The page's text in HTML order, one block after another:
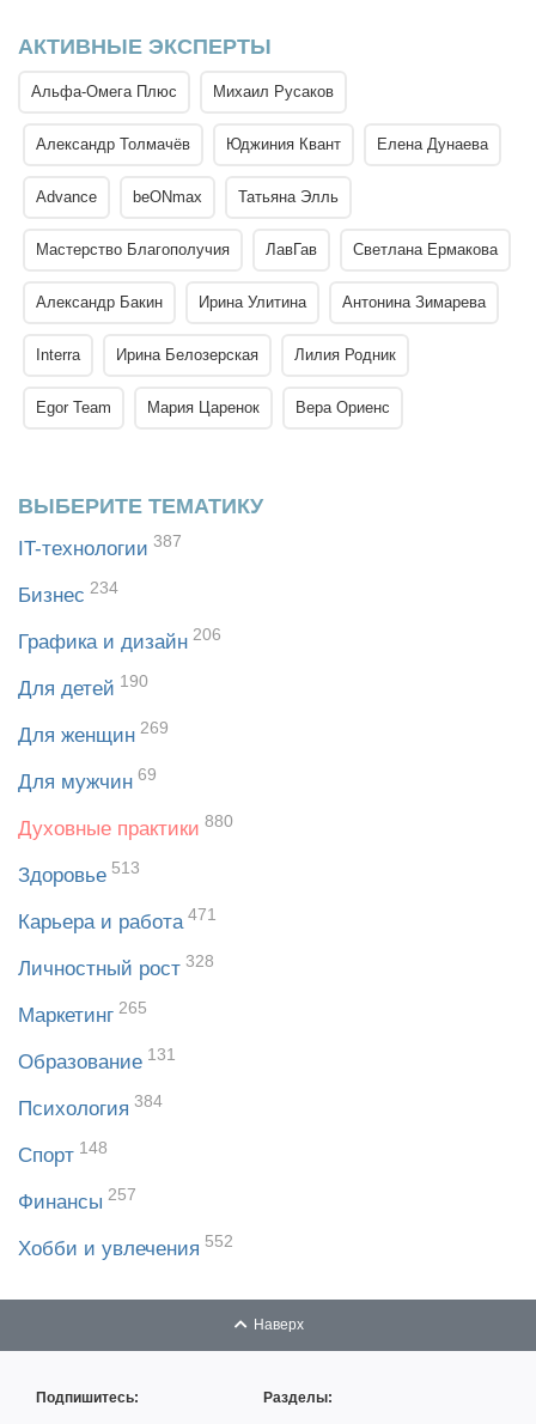
АКТИВНЫЕ ЭКСПЕРТЫ
Альфа-Омега Плюс Михаил Русаков
Александр Толмачёв Юджиния Квант Елена Дунаева
Advance beONmax Татьяна Элль
Мастерство Благополучия ЛавГав Светлана Ермакова
Александр Бакин Ирина Улитина Антонина Зимарева
Interra Ирина Белозерская Лилия Родник
Egor Team Мария Царенок Вера Ориенс
ВЫБЕРИТЕ ТЕМАТИКУ
IT-технологии 387
Бизнес 234
Графика и дизайн 206
Для детей 190
Для женщин 269
Для мужчин 69
Духовные практики 880
Здоровье 513
Карьера и работа 471
Личностный рост 328
Маркетинг 265
Образование 131
Психология 384
Спорт 148
Финансы 257
Хобби и увлечения 552
Наверх
Подпишитесь: Разделы: